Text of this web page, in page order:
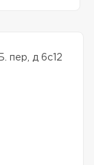
пер, д 6с12